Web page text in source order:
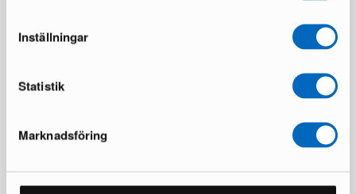
Inställningar
Statistik
Marknadsföring
Dan-Form Yolo ruokapöytä
musta
1 263 € 1 350 €
Dan-Form Bone ruokapöytä
1 354 € 1 768 €